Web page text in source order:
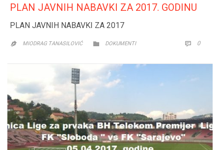
PLAN JAVNIH NABAVKI ZA 2017. GODINU
PLAN JAVNIH NABAVKI ZA 2017
 MIODRAG TANASILOVIĆ  CATEGORY
DOKUMENTI  0